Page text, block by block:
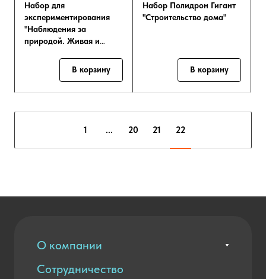
Набор для
экспериментирования
"Наблюдения за
природой. Живая и
В корзину
Набор Полидрон Гигант
"Строительство дома"
В корзину
1 ... 20 21 22
О компании
Вакансии
Сотрудничество